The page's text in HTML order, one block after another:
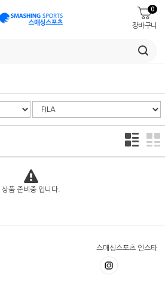
장바구니
0
상품 준비중 입니다.
스매싱스포츠 인스타